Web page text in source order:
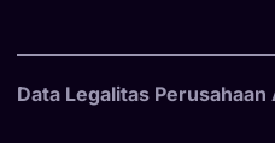
Data Legalitas Perusahaan